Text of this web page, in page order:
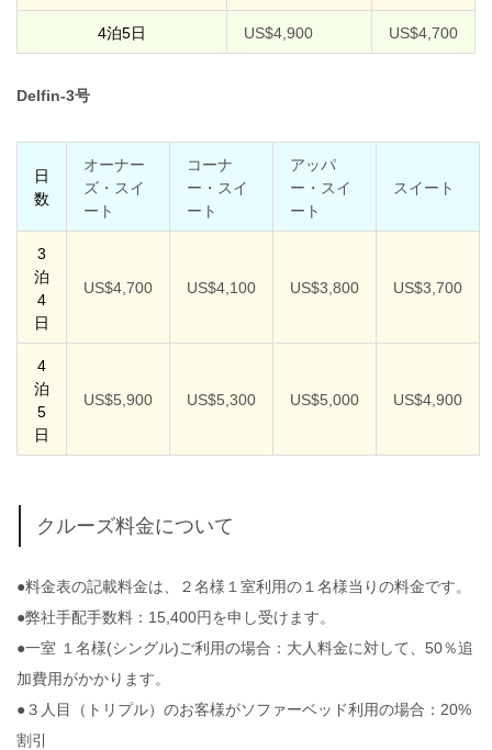
4泊5日 US$4,900 US$4,700
Delfin-3号
日
数
オーナー
ズ・スイ
ート
コーナ
ー・スイ
ート
アッパ
ー・スイ
ート
スイート
3
泊
4
日
US$4,700 US$4,100 US$3,800 US$3,700
4
泊
5
日
US$5,900 US$5,300 US$5,000 US$4,900
クルーズ料金について
●料金表の記載料金は、２名様１室利用の１名様当りの料金です。
●弊社手配手数料：15,400円を申し受けます。
●一室 １名様(シングル)ご利用の場合：大人料金に対して、50％追
加費用がかかります。
●３人目（トリプル）のお客様がソファーベッド利用の場合：20%
割引